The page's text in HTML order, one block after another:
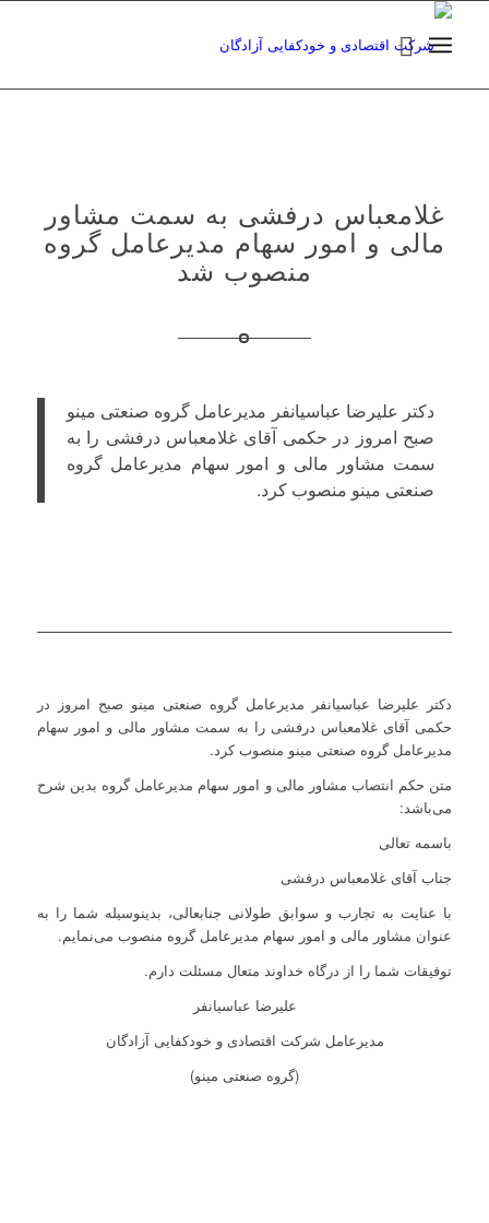
غلامعباس درفشی به سمت مشاور
مالی و امور سهام مدیرعامل گروه
منصوب شد
دکتر علیرضا عباسیانفر مدیرعامل گروه صنعتی مینو
صبح امروز در حکمی آقای غلامعباس درفشی را به
سمت مشاور مالی و امور سهام مدیرعامل گروه
صنعتی مینو منصوب کرد.
دکتر علیرضا عباسیانفر مدیرعامل گروه صنعتی مینو صبح امروز در
حکمی آقای غلامعباس درفشی را به سمت مشاور مالی و امور سهام
مدیرعامل گروه صنعتی مینو منصوب کرد.
متن حکم انتصاب مشاور مالی و امور سهام مدیرعامل گروه بدین شرح
می‌باشد:
باسمه تعالی
جناب آقای غلامعباس درفشی
با عنایت به تجارب و سوابق طولانی جنابعالی، بدینوسیله شما را به
عنوان مشاور مالی و امور سهام مدیرعامل گروه منصوب می‌نمایم.
توفیقات شما را از درگاه خداوند متعال مسئلت دارم.
علیرضا عباسیانفر
مدیرعامل شرکت اقتصادی و خودکفایی آزادگان
(گروه صنعتی مینو)